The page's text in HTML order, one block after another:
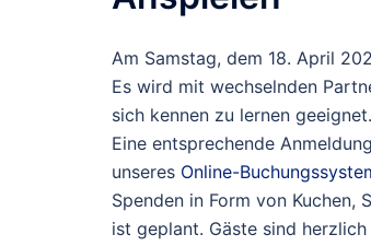
Am Samstag, dem 18. April
Es wird mit wechselnden
sich kennen zu lernen geeignet.
Eine entsprechende
unseres Online-
Spenden in Form von Kuchen,
ist geplant. Gäste sind